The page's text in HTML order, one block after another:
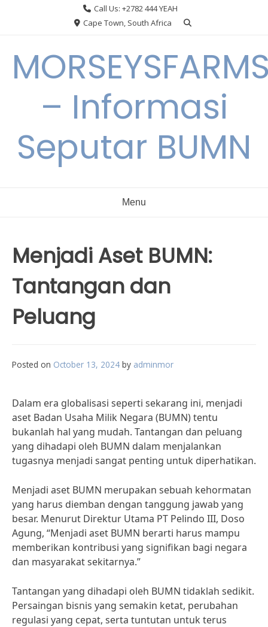
Call Us: +2782 444 YEAH
Cape Town, South Africa
– Informasi
Seputar BUMN
Menu
Menjadi Aset BUMN:
Tantangan dan
Peluang
Posted on October 13, 2024 by adminmor
Dalam era globalisasi seperti sekarang ini, menjadi
aset Badan Usaha Milik Negara (BUMN) tentu
bukanlah hal yang mudah. Tantangan dan peluang
yang dihadapi oleh BUMN dalam menjalankan
tugasnya menjadi sangat penting untuk diperhatikan.
Menjadi aset BUMN merupakan sebuah kehormatan
yang harus diemban dengan tanggung jawab yang
besar. Menurut Direktur Utama PT Pelindo III, Doso
Agung, “Menjadi aset BUMN berarti harus mampu
memberikan kontribusi yang signifikan bagi negara
dan masyarakat sekitarnya.”
Tantangan yang dihadapi oleh BUMN tidaklah sedikit.
Persaingan bisnis yang semakin ketat, perubahan
regulasi yang cepat, serta tuntutan untuk terus